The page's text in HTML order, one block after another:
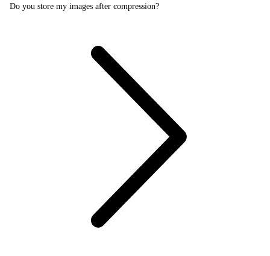
Do you store my images after compression?